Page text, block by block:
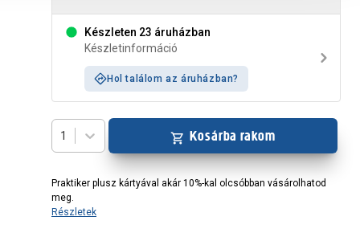
Készleten 23 áruházban
Készletinformáció
Hol találom az áruházban?
1 Kosárba rakom
Praktiker plusz kártyával akár 10%-kal olcsóbban vásárolhatod
meg.
Részletek